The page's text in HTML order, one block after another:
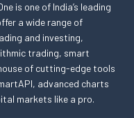
is one of India’s leading
a wide range of
and investing,
trading, smart
of cutting-edge tools
advanced charts
markets like a pro.